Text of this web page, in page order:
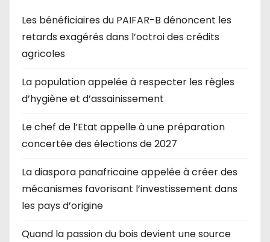
Les bénéficiaires du PAIFAR-B dénoncent les
retards exagérés dans l’octroi des crédits
agricoles
La population appelée à respecter les règles
d’hygiène et d’assainissement
Le chef de l’Etat appelle à une préparation
concertée des élections de 2027
La diaspora panafricaine appelée à créer des
mécanismes favorisant l’investissement dans
les pays d’origine
Quand la passion du bois devient une source